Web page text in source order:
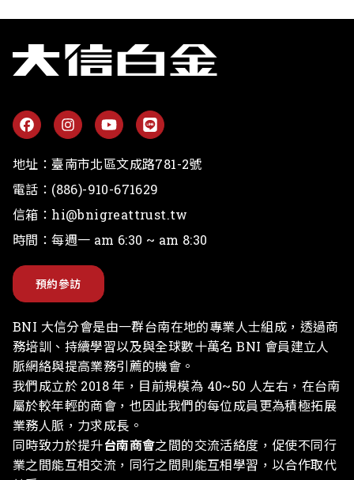
地址：臺南市北區文成路781-2號
電話： (886)-910-671629
信箱： hi@bnigreattrust.tw
時間：每週一 am 6:30 ~ am 8:30
預約參訪
BNI 大信分會是由一群台南在地的專業人士組成，透過商
務培訓、持續學習以及與全球數十萬名 BNI 會員建立人
脈網絡與提高業務引薦的機會。
我們成立於 2018 年，目前規模為 40~50 人左右，在台南
屬於較年輕的商會，也因此我們的每位成員更為積極拓展
業務人脈，力求成長。
同時致力於提升台南商會之間的交流活絡度，促使不同行
業之間能互相交流，同行之間則能互相學習，以合作取代